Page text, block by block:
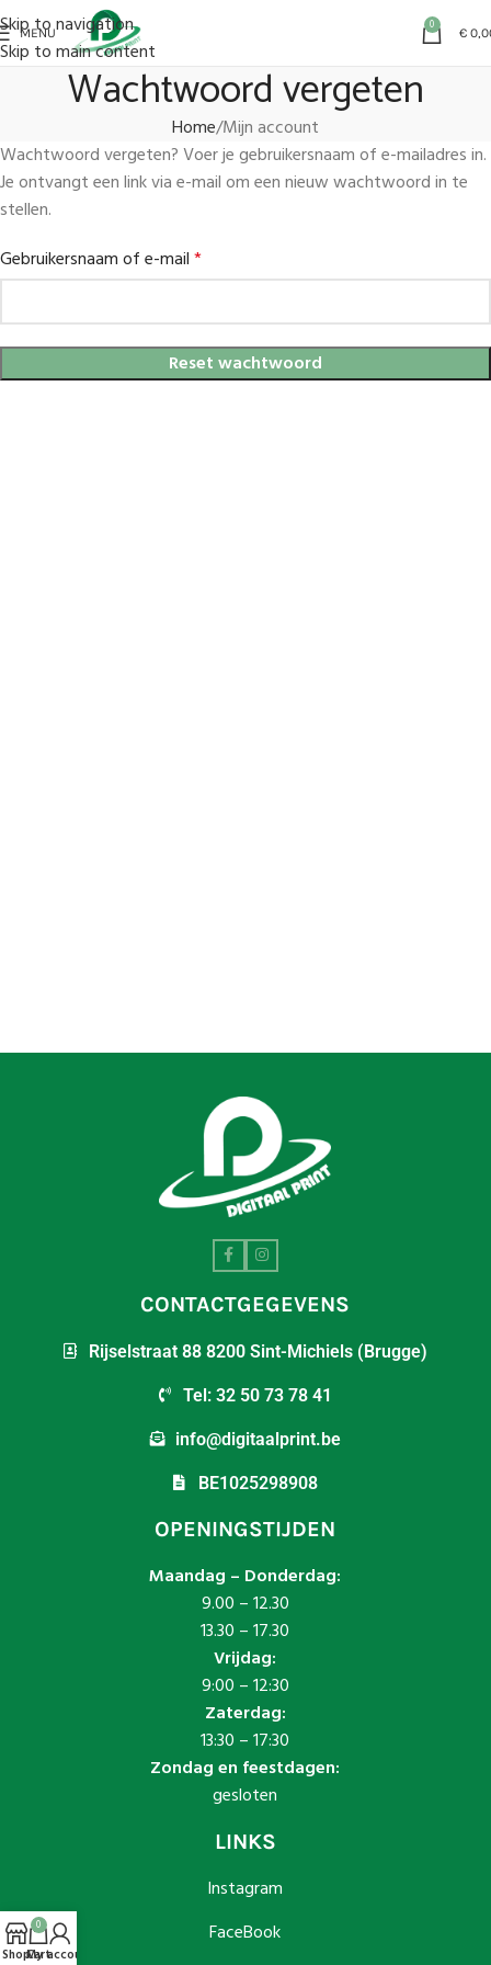
Skip to navigation
Skip to main content
MENU 0 €
Wachtwoord vergeten
Home Mijn account
Wachtwoord vergeten? Voer je gebruikersnaam of e-mailadres in.
Je ontvangt een link via e-mail om een nieuw wachtwoord in te
stellen.
Gebruikersnaam of e-mail*
Reset wachtwoord
CONTACTGEGEVENS
Rijselstraat 88 8200 Sint-Michiels (Brugge)
Tel: 32 50 73 78 41
info@digitaalprint.be
BE1025298908
OPENINGSTIJDEN
Maandag – Donderdag:
9.00 – 12.30
13.30 – 17.30
Vrijdag:
9:00 – 12:30
Zaterdag:
13:30 – 17:30
Zondag en feestdagen:
gesloten
LINKS
Instagram
FaceBook
Shop
0
Cart
My account